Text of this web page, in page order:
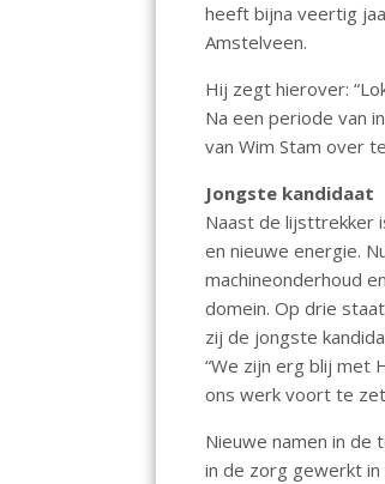
o
o
k
A
p
heeft bijna veertig
Amstelveen.
Hij zegt hierover:
Na een periode van
van Wim Stam over
Jongste kandidaat
Naast de lijsttrekker
en nieuwe energie.
machineonderhoud
domein. Op drie
zij de jongste
“We zijn erg blij met
ons werk voort te
Nieuwe namen in de
in de zorg gewerkt